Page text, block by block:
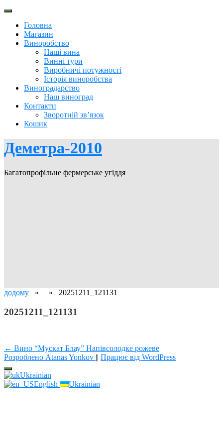
Перейти
вмістуГоловна
Магазин
Виноробство
Наші вина
Винні тури
Виробничі потужності
Історія виноробства
Виноградарство
Наш виноград
Контакти
Зворотній зв’язок
Кошик
Деметра-2010
Багатопрофільне фермерське угіддя
додому » » 20251211_121131
20251211_121131
Навігація
записів
← Вино “Мускат Блау” Напівсолодке рожеве
Розроблено Atanas Yonkov || Працює від WordPress
Ukrainian
English
Ukrainian